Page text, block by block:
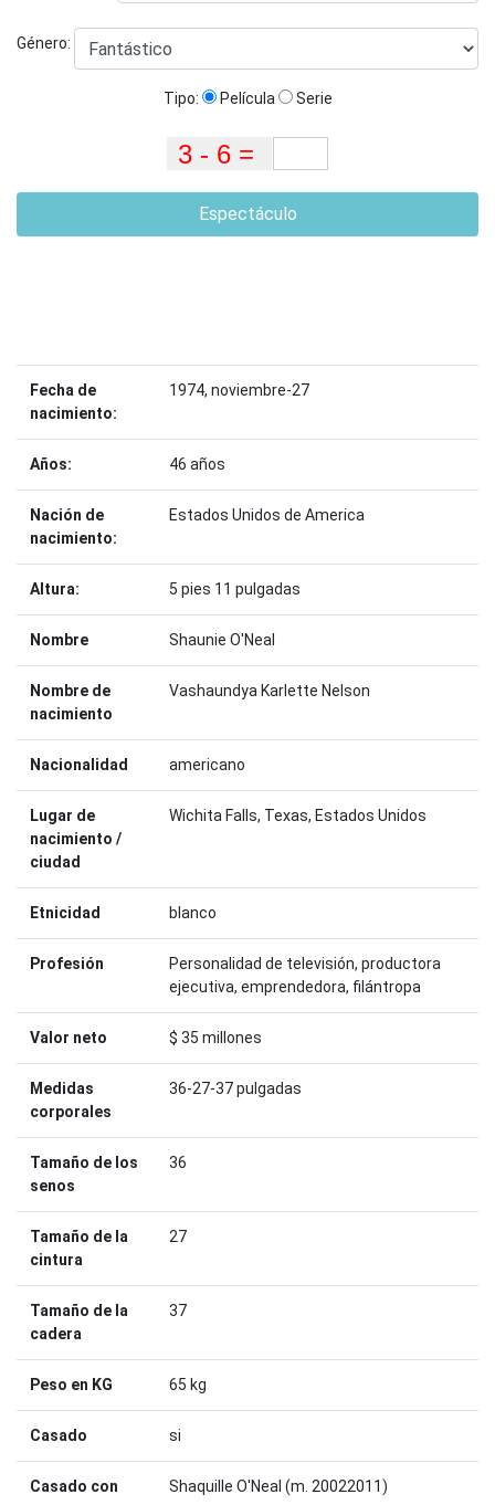
Género:
Tipo: Película Serie
Espectáculo
Fecha de
nacimiento:
1974, noviembre-27
Años: 46 años
Nación de
nacimiento:
Estados Unidos de America
Altura: 5 pies 11 pulgadas
Nombre Shaunie O'Neal
Nombre de
nacimiento
Vashaundya Karlette Nelson
Nacionalidad americano
Lugar de
nacimiento /
ciudad
Wichita Falls, Texas, Estados Unidos
Etnicidad blanco
Profesión
Personalidad de televisión, productora
ejecutiva, emprendedora, filántropa
Valor neto $ 35 millones
Medidas
corporales
36-27-37 pulgadas
Tamaño de los
senos
36
Tamaño de la
cintura
27
Tamaño de la
cadera
37
Peso en KG 65 kg
Casado si
Casado con Shaquille O'Neal (m. 20022011)